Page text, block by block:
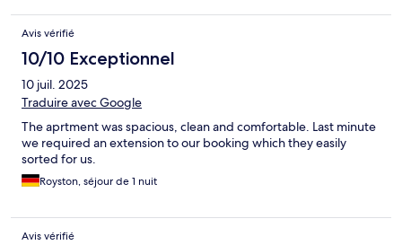
Avis vérifié
10/10 Exceptionnel
10 juil. 2025
Traduire avec Google
The aprtment was spacious, clean and comfortable. Last minute
we required an extension to our booking which they easily
sorted for us.
Royston, séjour de 1 nuit
Avis vérifié